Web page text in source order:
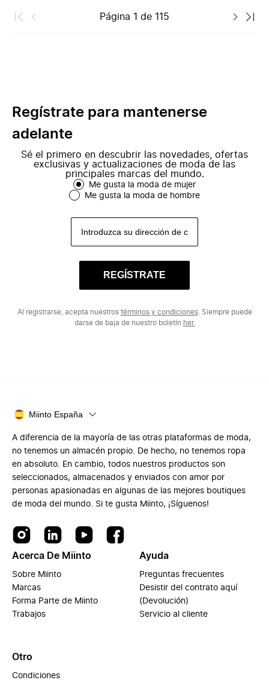
Página 1 de 115
Regístrate para mantenerse
adelante
Sé el primero en descubrir las novedades, ofertas
exclusivas y actualizaciones de moda de las
principales marcas del mundo.
Me gusta la moda de mujer
Me gusta la moda de hombre
REGÍSTRATE
Al registrarse, acepta nuestros términos y condiciones. Siempre puede
darse de baja de nuestro boletín her.
Miinto España
A diferencia de la mayoría de las otras plataformas de moda,
no tenemos un almacén propio. De hecho, no tenemos ropa
en absoluto. En cambio, todos nuestros productos son
seleccionados, almacenados y enviados con amor por
personas apasionadas en algunas de las mejores boutiques
de moda del mundo. Si te gusta Miinto, ¡Síguenos!
Acerca De Miinto
Sobre Miinto
Marcas
Forma Parte de Miinto
Trabajos
Ayuda
Preguntas frecuentes
Desistir del contrato aquí
(Devolución)
Servicio al cliente
Otro
Condiciones